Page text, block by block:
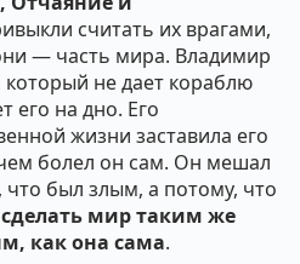
считать их врагами,
— часть мира. Владимир
не дает кораблю
его на дно. Его
жизни заставила его
болел он сам. Он мешал
был злым, а потому, что
сделать мир таким же
как она сама.